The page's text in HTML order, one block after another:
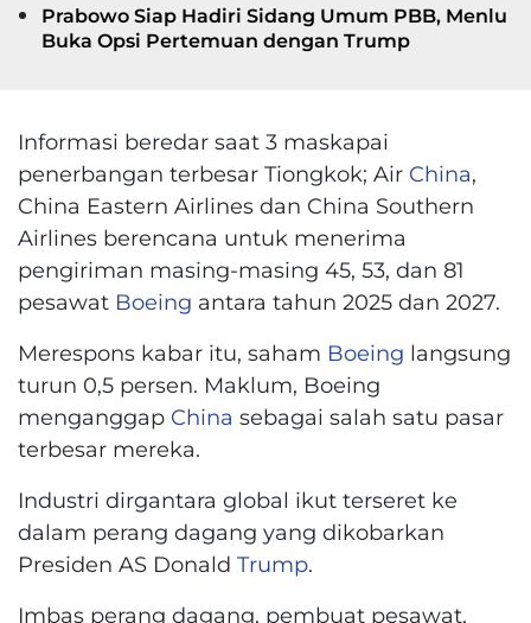
Prabowo Siap Hadiri Sidang Umum PBB, Menlu
Buka Opsi Pertemuan dengan Trump
Informasi beredar saat 3 maskapai
penerbangan terbesar Tiongkok; Air China,
China Eastern Airlines dan China Southern
Airlines berencana untuk menerima
pengiriman masing-masing 45, 53, dan 81
pesawat Boeing antara tahun 2025 dan 2027.
Merespons kabar itu, saham Boeing langsung
turun 0,5 persen. Maklum, Boeing
menganggap China sebagai salah satu pasar
terbesar mereka.
Industri dirgantara global ikut terseret ke
dalam perang dagang yang dikobarkan
Presiden AS Donald Trump.
Imbas perang dagang, pembuat pesawat,